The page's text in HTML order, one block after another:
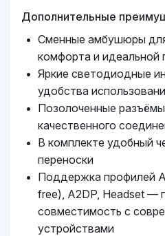
Дополнительные
Сменные амбушюры
комфорта и идеальной
Яркие светодиодные
удобства
Позолоченные
качественного
В комплекте удобный
переноски
Поддержка профилей
free), A2DP, Headset —
совместимость с
устройствами